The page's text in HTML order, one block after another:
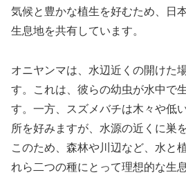
気候と豊かな植生を好むため、日
生息地を共有しています。
オニヤンマは、水辺近くの開けた
す。これは、彼らの幼虫が水中で
す。一方、スズメバチは木々や低
所を好みますが、水源の近くに巣
このため、森林や川辺など、水と
れら二つの種にとって理想的な生